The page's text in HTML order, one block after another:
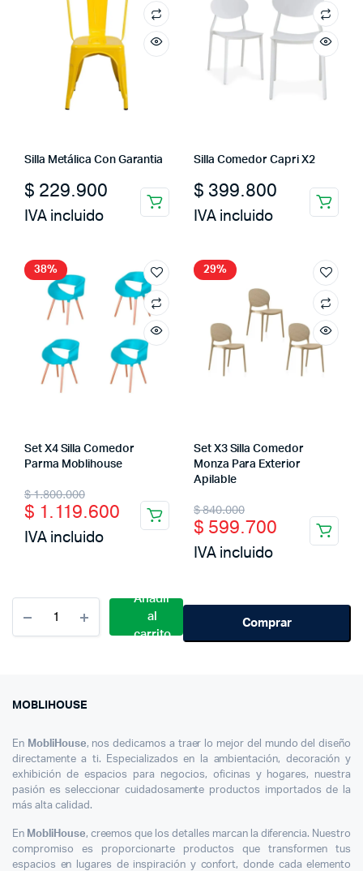
Silla Metálica Con Garantia
$ 229.900
IVA incluido
Silla Comedor Capri X2
$ 399.800
IVA incluido
38%
Set X4 Silla Comedor
Parma Moblihouse
$1.800.000
Original
price
was:
$ 1.119.600
Current
price
is:
IVA incluido
29%
Set X3 Silla Comedor
Monza Para Exterior
Apilable
$840.000
Original
price
was:
$ 599.700
Current
price
is:
IVA incluido
X3
Añadir
al
carrito
Comprar
MOBLIHOUSE
En MobliHouse, nos dedicamos a traer lo mejor del mundo del diseño
directamente a ti. Especializados en la ambientación, decoración y
exhibición de espacios para negocios, oficinas y hogares, nuestra
pasión es seleccionar cuidadosamente productos importados de la
más alta calidad.
En MobliHouse, creemos que los detalles marcan la diferencia. Nuestro
compromiso es proporcionarte productos que transformen tus
espacios en lugares de inspiración y confort, donde cada elemento